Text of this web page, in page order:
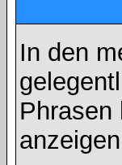
In den
Phrasen